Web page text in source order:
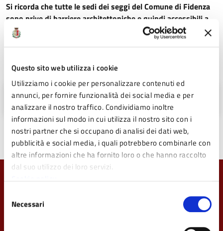
Questo sito web utilizza i cookie
Utilizziamo i cookie per personalizzare contenuti ed
annunci, per fornire funzionalità dei social media e per
analizzare il nostro traffico. Condividiamo inoltre
informazioni sul modo in cui utilizza il nostro sito con i
nostri partner che si occupano di analisi dei dati web,
pubblicità e social media, i quali potrebbero combinarle con
altre informazioni che ha fornito loro o che hanno raccolto
dal suo utilizzo dei loro servizi.
delNecessari
Si ricorda che tutte le sedi dei seggi del Comune di Fidenza
sono prive di barriere architettoniche e quindi accessibili a
tutti agli elettori.
Allegati
Domanda voto al domicilio (PDF - 33 KB)